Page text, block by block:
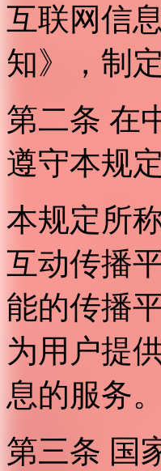
互联网信
知》，制
第二条 在
遵守本规定
本规定所
互动传播
能的传播
为用户提
息的服务。
第三条 国